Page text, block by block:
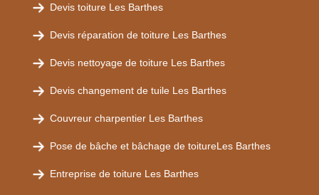
Devis toiture Les Barthes
Devis réparation de toiture Les Barthes
Devis nettoyage de toiture Les Barthes
Devis changement de tuile Les Barthes
Couvreur charpentier Les Barthes
Pose de bâche et bâchage de toitureLes Barthes
Entreprise de toiture Les Barthes